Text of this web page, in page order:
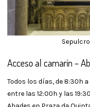
Acceso al camarín –
Todos los días, de 8:30h
entre las 12:00h y las